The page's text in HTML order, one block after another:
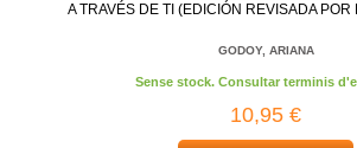
A TRAVÉS DE TI (EDICIÓN REVISADA POR
GODOY, ARIANA
Sense stock. Consultar terminis
10,95 €